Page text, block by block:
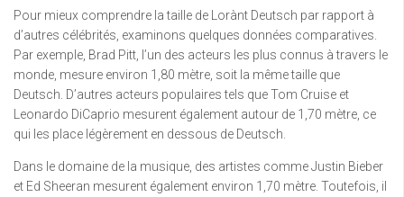
Pour mieux comprendre la taille de Lorànt Deutsch par rapport à
d’autres célébrités, examinons quelques données comparatives.
Par exemple, Brad Pitt, l’un des acteurs les plus connus à travers le
monde, mesure environ 1,80 mètre, soit la même taille que
Deutsch. D’autres acteurs populaires tels que Tom Cruise et
Leonardo DiCaprio mesurent également autour de 1,70 mètre, ce
qui les place légèrement en dessous de Deutsch.
Dans le domaine de la musique, des artistes comme Justin Bieber
et Ed Sheeran mesurent également environ 1,70 mètre. Toutefois, il